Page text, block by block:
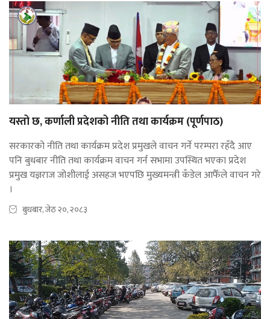
यस्तो छ, कर्णाली प्रदेशको नीति तथा कार्यक्रम (पूर्णपाठ)
सरकारको नीति तथा कार्यक्रम प्रदेश प्रमुखले वाचन गर्ने परम्परा रहँदै आए
पनि बुधबार नीति तथा कार्यक्रम वाचन गर्न सभामा उपस्थित भएका प्रदेश
प्रमुख यज्ञराज जोशीलाई असहज भएपछि मुख्यमन्त्री कँडेल आफैँले वाचन गरे
।
बुधबार, जेठ २०, २०८३